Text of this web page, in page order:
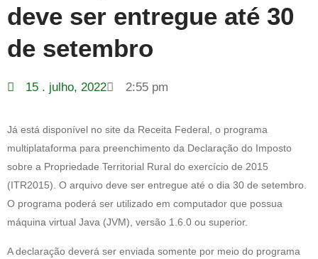
deve ser entregue até 30
de setembro
15 . julho, 2022 2:55 pm
Já está disponível no site da Receita Federal, o programa
multiplataforma para preenchimento da Declaração do Imposto
sobre a Propriedade Territorial Rural do exercício de 2015
(ITR2015). O arquivo deve ser entregue até o dia 30 de setembro.
O programa poderá ser utilizado em computador que possua
máquina virtual Java (JVM), versão 1.6.0 ou superior.
A declaração deverá ser enviada somente por meio do programa